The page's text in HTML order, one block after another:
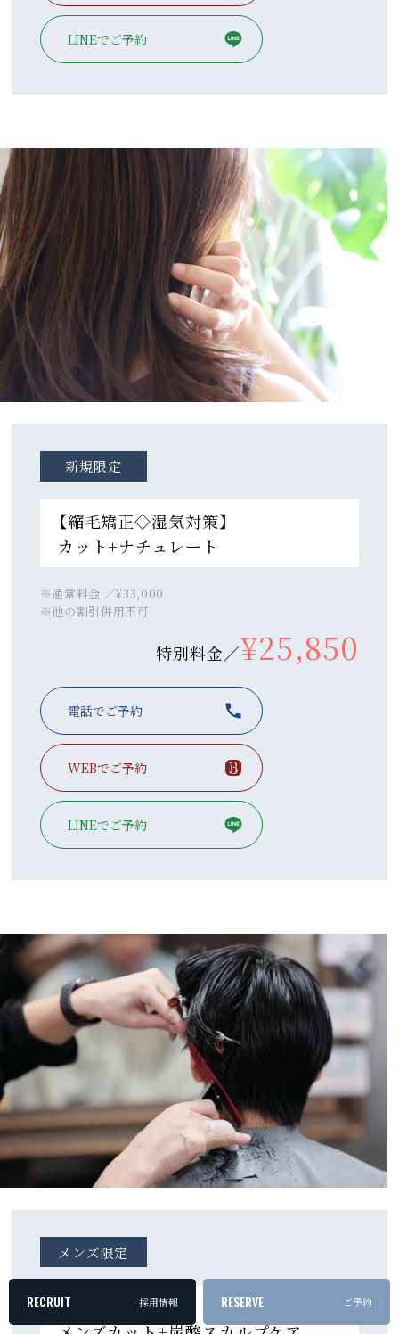
RECRUIT 採用情報 RESERVE ご予約
LINEでご予約
新規限定
【縮毛矯正◇湿気対策】
カット+ナチュレート
※通常料金 ／¥33,000
※他の割引併用不可
特別料金／¥25,850
電話でご予約
WEBでご予約
LINEでご予約
メンズ限定
【メンズ必見！】